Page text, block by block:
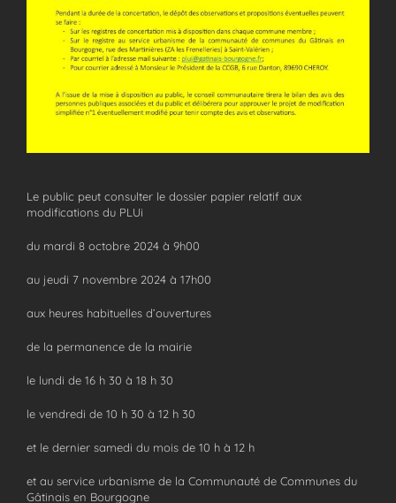
Le public peut consulter le dossier papier relatif aux
modifications du PLUi
du mardi 8 octobre 2024 à 9h00
au jeudi 7 novembre 2024 à 17h00
aux heures habituelles d’ouvertures
de la permanence de la mairie
le lundi de 16 h 30 à 18 h 30
le vendredi de 10 h 30 à 12 h 30
et le dernier samedi du mois de 10 h à 12 h
et au service urbanisme de la Communauté de Communes du
Gâtinais en Bourgogne